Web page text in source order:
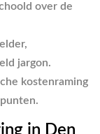
over de
jargon.
kostenraming